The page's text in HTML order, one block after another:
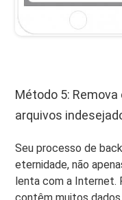
Método 5:
arquivos
Seu processo de
eternidade, não
lenta com a Internet.